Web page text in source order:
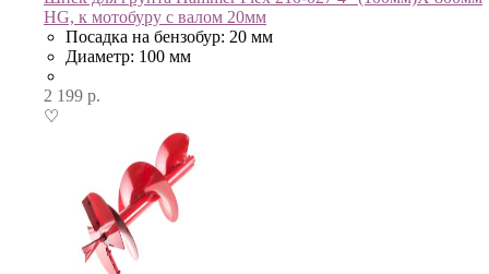
HG, к мотобуру с валом 20мм
Посадка на бензобур: 20 мм
Диаметр: 100 мм
2 199 р.
♡